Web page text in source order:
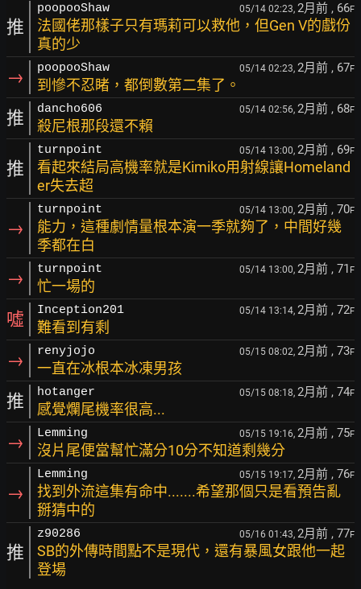
推
poopooShaw 05/14 02:23, 2月前 , 66F
法國佬那樣子只有瑪莉可以救他，但Gen V的戲份
真的少
→ poopooShaw 05/14 02:23, 2月前 , 67F
到慘不忍睹，都倒數第二集了。
推 dancho606 05/14 02:56, 2月前 , 68F
殺尼根那段還不賴
推
turnpoint 05/14 13:00, 2月前 , 69F
看起來結局高機率就是Kimiko用射線讓Homeland
er失去超
→
turnpoint 05/14 13:00, 2月前 , 70F
能力，這種劇情量根本演一季就夠了，中間好幾
季都在白
→ turnpoint 05/14 13:00, 2月前 , 71 F
忙一場的
噓 Inception201 05/14 13:14, 2月前 , 72F
難看到有剩
→ renyjojo 05/15 08:02, 2月前 , 73F
一直在冰根本冰凍男孩
推 hotanger 05/15 08:18, 2月前 , 74F
感覺爛尾機率很高...
→ Lemming 05/15 19:16, 2月前 , 75F
沒片尾便當幫忙滿分10分不知道剩幾分
→
Lemming 05/15 19:17, 2月前 , 76F
找到外流這集有命中.......希望那個只是看預告亂
掰猜中的
推
z90286 05/16 01:43, 2月前 , 77F
SB的外傳時間點不是現代，還有暴風女跟他一起
登場